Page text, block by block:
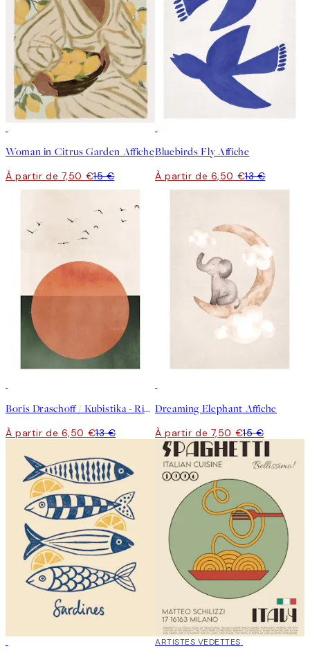
Woman in Citrus Garden Affiche
À partir de 7,50 €15 €
Bluebirds Fly Affiche
À partir de 6,50 €13 €
Boris Draschoff / Kubistika - Rising Affiche
À partir de 6,50 €13 €
Dreaming Elephant Affiche
À partir de 7,50 €15 €
40%*
ARTISTES VEDETTES